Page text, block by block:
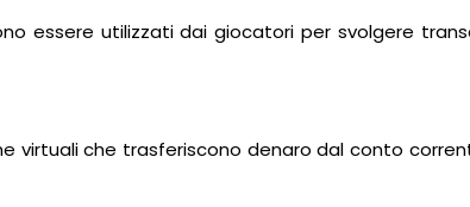
essere utilizzati dai giocatori per svolgere
virtuali che trasferiscono denaro dal conto